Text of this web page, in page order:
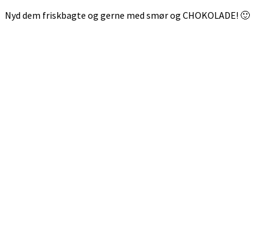
Nyd dem friskbagte og gerne med smør og CHOKOLADE! 🙂